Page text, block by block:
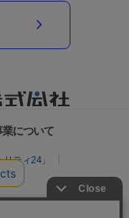
について
ティ24」